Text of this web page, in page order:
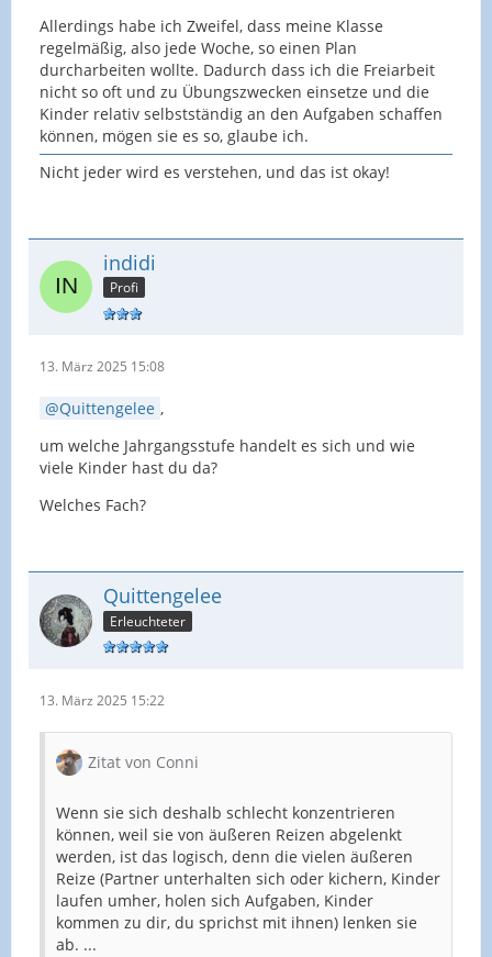
Allerdings habe ich Zweifel, dass meine Klasse
regelmäßig, also jede Woche, so einen Plan
durcharbeiten wollte. Dadurch dass ich die Freiarbeit
nicht so oft und zu Übungszwecken einsetze und die
Kinder relativ selbstständig an den Aufgaben schaffen
können, mögen sie es so, glaube ich.
Nicht jeder wird es verstehen, und das ist okay!
indidi
Profi
13. März 2025 15:08
Quittengelee ,
um welche Jahrgangsstufe handelt es sich und wie
viele Kinder hast du da?
Welches Fach?
Quittengelee
Erleuchteter
13. März 2025 15:22
Zitat von Conni
Wenn sie sich deshalb schlecht konzentrieren
können, weil sie von äußeren Reizen abgelenkt
werden, ist das logisch, denn die vielen äußeren
Reize (Partner unterhalten sich oder kichern, Kinder
laufen umher, holen sich Aufgaben, Kinder
kommen zu dir, du sprichst mit ihnen) lenken sie
ab. ...